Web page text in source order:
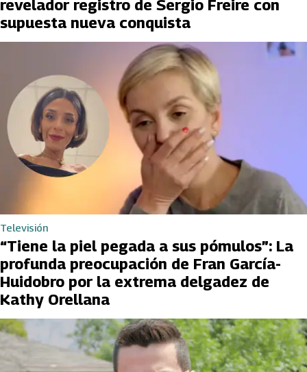
revelador registro de Sergio Freire con
supuesta nueva conquista
Televisión
“Tiene la piel pegada a sus pómulos”: La
profunda preocupación de Fran García-
Huidobro por la extrema delgadez de
Kathy Orellana